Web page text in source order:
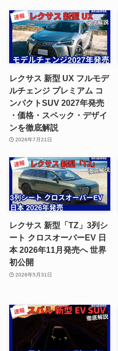
レクサス 新型 UX フルモデ
ルチェンジ プレミアム コ
ンパクトSUV 2027年発売
・価格・スペック・デザイ
ンを徹底解説
2026年7月21日
レクサス 新型「TZ」3列シ
ート クロスオーバーEV 日
本 2026年11月発売へ 世界
初公開
2026年5月31日